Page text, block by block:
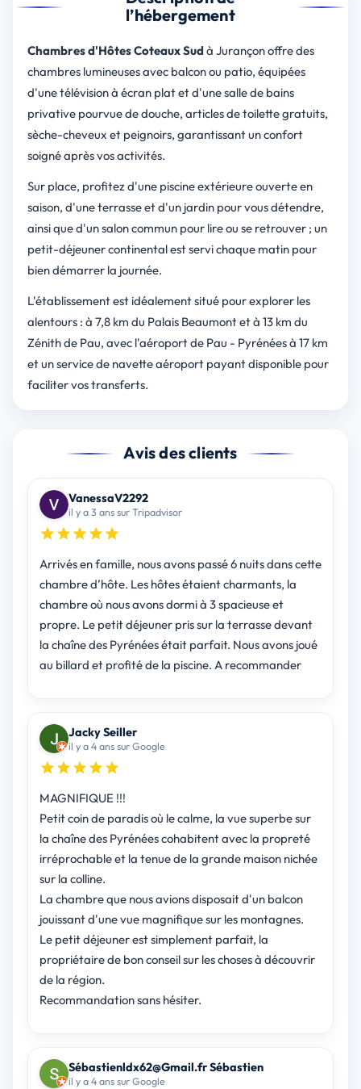
l’hébergement
Chambres d'Hôtes Coteaux Sudà Jurançon offre des
chambres lumineuses avec balcon ou patio, équipées
d'une télévision à écran plat et d'une salle de bains
privative pourvue de douche, articles de toilette gratuits,
sèche-cheveux et peignoirs, garantissant un confort
soigné après vos activités.
Sur place, profitez d'une piscine extérieure ouverte en
saison, d'une terrasse et d'un jardin pour vous détendre,
ainsi que d'un salon commun pour lire ou se retrouver ; un
petit-déjeuner continental est servi chaque matin pour
bien démarrer la journée.
L'établissement est idéalement situé pour explorer les
alentours : à 7,8 km du Palais Beaumont et à 13 km du
Zénith de Pau, avec l'aéroport de Pau - Pyrénées à 17 km
et un service de navette aéroport payant disponible pour
faciliter vos transferts.
Avis des clients
VanessaV2292
il y a 3 ans sur Tripadvisor
Arrivés en famille, nous avons passé 6 nuits dans cette
chambre d’hôte. Les hôtes étaient charmants, la
chambre où nous avons dormi à 3 spacieuse et
propre. Le petit déjeuner pris sur la terrasse devant
la chaîne des Pyrénées était parfait. Nous avons joué
au billard et profité de la piscine. A recommander
Jacky Seiller
il y a 4 ans sur Google
MAGNIFIQUE !!!
Petit coin de paradis où le calme, la vue superbe sur
la chaîne des Pyrénées cohabitent avec la propreté
irréprochable et la tenue de la grande maison nichée
sur la colline.
La chambre que nous avions disposait d'un balcon
jouissant d'une vue magnifique sur les montagnes.
Le petit déjeuner est simplement parfait, la
propriétaire de bon conseil sur les choses à découvrir
de la région.
Recommandation sans hésiter.
Sébastienldx62@Gmail.fr Sébastien
il y a 4 ans sur Google